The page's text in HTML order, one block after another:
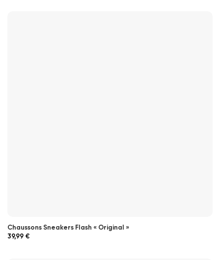
Chaussons Sneakers Flash « Original »
39,99 €